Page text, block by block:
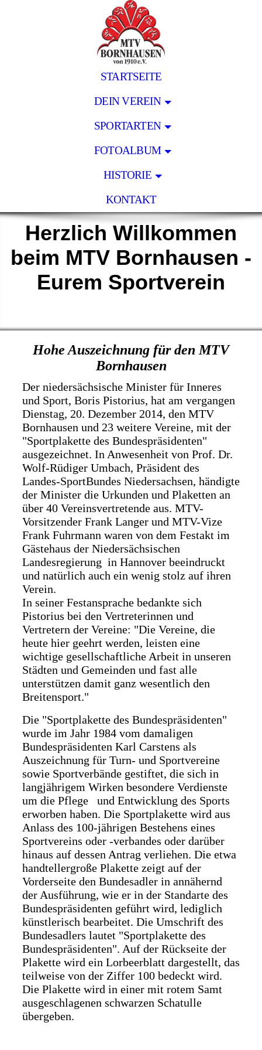
STARTSEITE
DEIN VEREIN
SPORTARTEN
FOTOALBUM
HISTORIE
KONTAKT
Herzlich Willkommen
beim MTV Bornhausen -
Eurem Sportverein
Hohe Auszeichnung für den MTV
Bornhausen
Der niedersächsische Minister für Inneres
und Sport, Boris Pistorius, hat am vergangen
Dienstag, 20. Dezember 2014, den MTV
Bornhausen und 23 weitere Vereine, mit der
"Sportplakette des Bundespräsidenten"
ausgezeichnet. In Anwesenheit von Prof. Dr.
Wolf-Rüdiger Umbach, Präsident des
Landes-SportBundes Niedersachsen, händigte
der Minister die Urkunden und Plaketten an
über 40 Vereinsvertretende aus. MTV-
Vorsitzender Frank Langer und MTV-Vize
Frank Fuhrmann waren von dem Festakt im
Gästehaus der Niedersächsischen
Landesregierung in Hannover beeindruckt
und natürlich auch ein wenig stolz auf ihren
Verein.
In seiner Festansprache bedankte sich
Pistorius bei den Vertreterinnen und
Vertretern der Vereine: "Die Vereine, die
heute hier geehrt werden, leisten eine
wichtige gesellschaftliche Arbeit in unseren
Städten und Gemeinden und fast alle
unterstützen damit ganz wesentlich den
Breitensport."
Die "Sportplakette des Bundespräsidenten"
wurde im Jahr 1984 vom damaligen
Bundespräsidenten Karl Carstens als
Auszeichnung für Turn- und Sportvereine
sowie Sportverbände gestiftet, die sich in
langjährigem Wirken besondere Verdienste
um die Pflege und Entwicklung des Sports
erworben haben. Die Sportplakette wird aus
Anlass des 100-jährigen Bestehens eines
Sportvereins oder -verbandes oder darüber
hinaus auf dessen Antrag verliehen. Die etwa
handtellergroße Plakette zeigt auf der
Vorderseite den Bundesadler in annähernd
der Ausführung, wie er in der Standarte des
Bundespräsidenten geführt wird, lediglich
künstlerisch bearbeitet. Die Umschrift des
Bundesadlers lautet "Sportplakette des
Bundespräsidenten". Auf der Rückseite der
Plakette wird ein Lorbeerblatt dargestellt, das
teilweise von der Ziffer 100 bedeckt wird.
Die Plakette wird in einer mit rotem Samt
ausgeschlagenen schwarzen Schatulle
übergeben.